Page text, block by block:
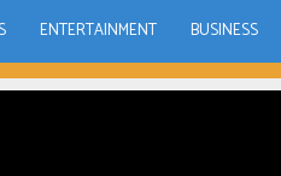
ENTERTAINMENT BUSINESS